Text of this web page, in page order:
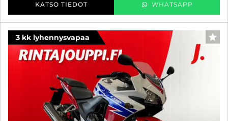
KATSO TIEDOT WHATSAPP
3 kk lyhennysvapaa